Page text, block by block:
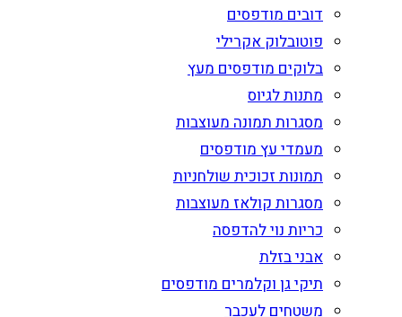
דובים מודפסים
פוטובלוק אקרילי
בלוקים מודפסים מעץ
מתנות לגיוס
מסגרות תמונה מעוצבות
מעמדי עץ מודפסים
תמונות זכוכית שולחניות
מסגרות קולאז מעוצבות
כריות נוי להדפסה
אבני בזלת
תיקי גן וקלמרים מודפסים
משטחים לעכבר